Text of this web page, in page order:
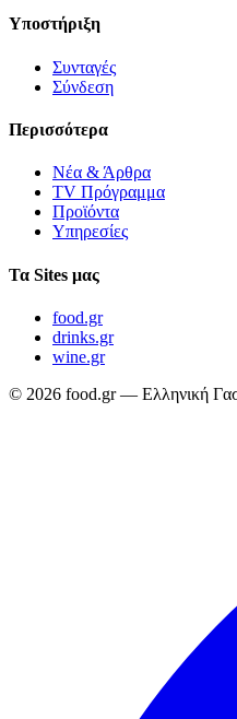
Υποστήριξη
Συνταγές
Σύνδεση
Περισσότερα
Νέα & Άρθρα
TV Πρόγραμμα
Προϊόντα
Υπηρεσίες
Τα Sites μας
food.gr
drinks.gr
wine.gr
© 2026 food.gr — Ελληνική